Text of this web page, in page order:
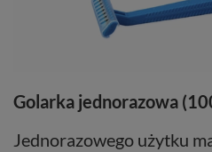
Golarka jednorazowa
Jednorazowego użytku